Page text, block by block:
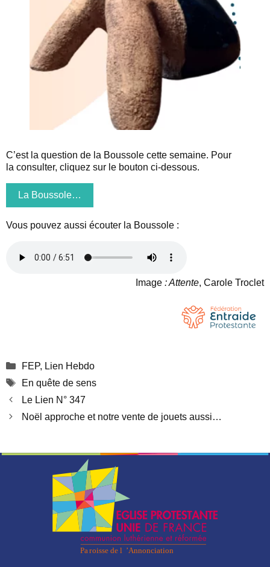
C’est la question de la Boussole cette semaine. Pour
la consulter, cliquez sur le bouton ci-dessous.
La Boussole…
Vous pouvez aussi écouter la Boussole :
Image : Attente, Carole Troclet
Catégories
FEP, Lien Hebdo
Étiquettes
En quête de sens
Le Lien N° 347
Noël approche et notre vente de jouets aussi…